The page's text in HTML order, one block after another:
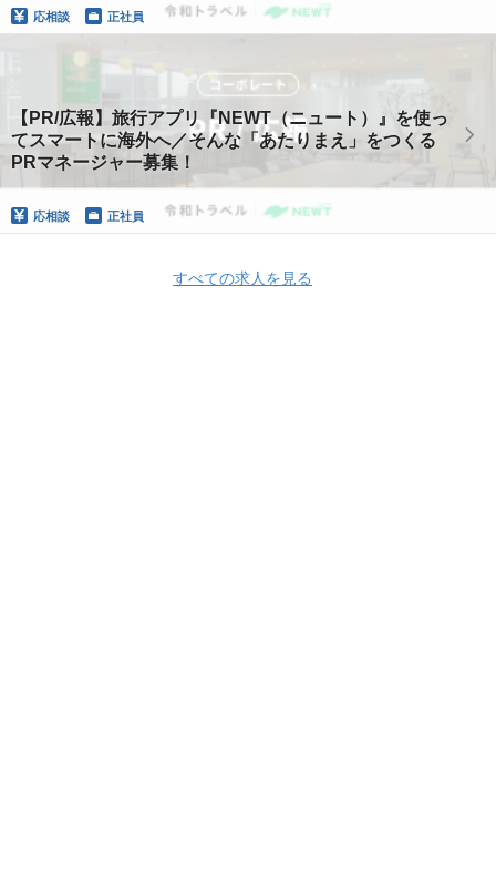
応相談 正社員
【PR/広報】旅行アプリ『NEWT（ニュート）』を使っ
てスマートに海外へ／そんな「あたりまえ」をつくる
PRマネージャー募集！
応相談 正社員
すべての求人を見る